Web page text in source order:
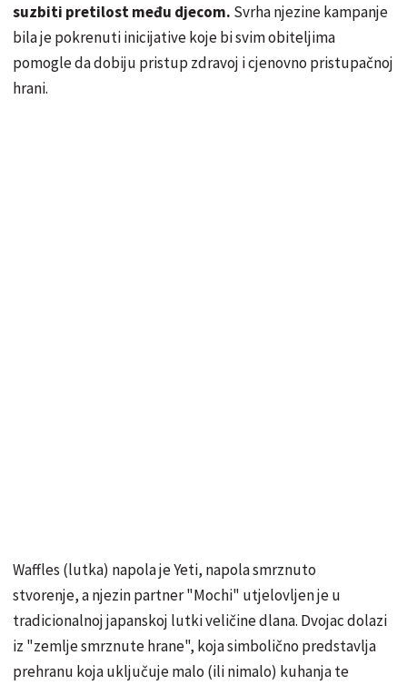
suzbiti pretilost među djecom. Svrha njezine kampanje
bila je pokrenuti inicijative koje bi svim obiteljima
pomogle da dobiju pristup zdravoj i cjenovno pristupačnoj
hrani.
Waffles (lutka) napola je Yeti, napola smrznuto
stvorenje, a njezin partner "Mochi" utjelovljen je u
tradicionalnoj japanskoj lutki veličine dlana. Dvojac dolazi
iz "zemlje smrznute hrane", koja simbolično predstavlja
prehranu koja uključuje malo (ili nimalo) kuhanja te